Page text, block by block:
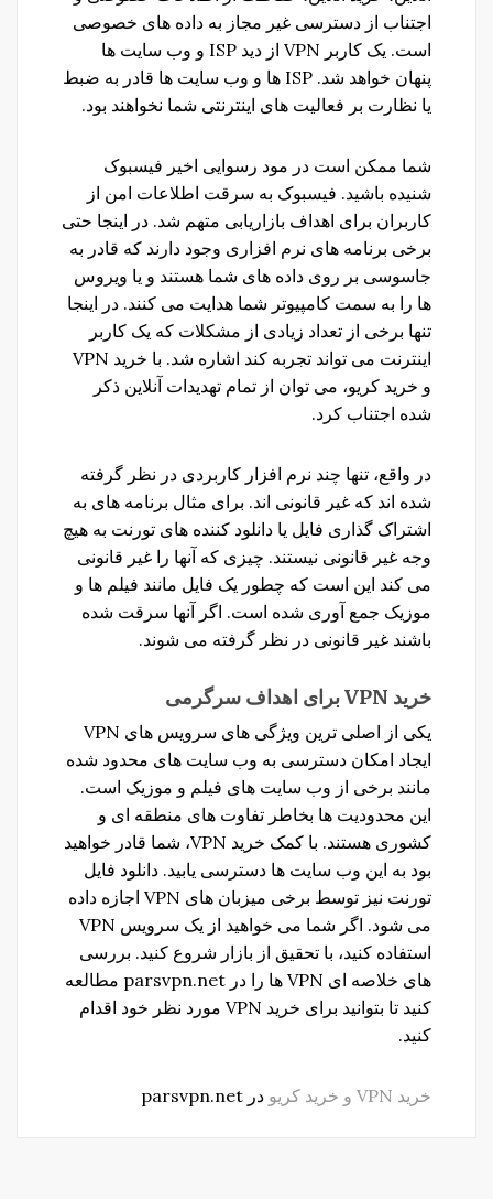
اجتناب از دسترسی غیر مجاز به داده های خصوصی
است. یک کاربر VPN از دید ISP و وب سایت ها
پنهان خواهد شد. ISP ها و وب سایت ها قادر به ضبط
یا نظارت بر فعالیت های اینترنتی شما نخواهند بود.
شما ممکن است در مود رسوایی اخیر فیسبوک
شنیده باشید. فیسبوک به سرقت اطلاعات امن از
کاربران برای اهداف بازاریابی متهم شد. در اینجا حتی
برخی برنامه های نرم افزاری وجود دارند که قادر به
جاسوسی بر روی داده های شما هستند و یا ویروس
ها را به سمت کامپیوتر شما هدایت می کنند. در اینجا
تنها برخی از تعداد زیادی از مشکلات که یک کاربر
اینترنت می تواند تجربه کند اشاره شد. با خرید VPN
و خرید کریو، می توان از تمام تهدیدات آنلاین ذکر
شده اجتناب کرد.
در واقع، تنها چند نرم افزار کاربردی در نظر گرفته
شده اند که غیر قانونی اند. برای مثال برنامه های به
اشتراک گذاری فایل یا دانلود کننده های تورنت به هیچ
وجه غیر قانونی نیستند. چیزی که آنها را غیر قانونی
می کند این است که چطور یک فایل مانند فیلم ها و
موزیک جمع آوری شده است. اگر آنها سرقت شده
باشند غیر قانونی در نظر گرفته می شوند.
خرید VPN برای اهداف سرگرمی
یکی از اصلی ترین ویژگی های سرویس های VPN
ایجاد امکان دسترسی به وب سایت های محدود شده
مانند برخی از وب سایت های فیلم و موزیک است.
این محدودیت ها بخاطر تفاوت های منطقه ای و
کشوری هستند. با کمک خرید VPN، شما قادر خواهید
بود به این وب سایت ها دسترسی یابید. دانلود فایل
تورنت نیز توسط برخی میزبان های VPN اجازه داده
می شود. اگر شما می خواهید از یک سرویس VPN
استفاده کنید، با تحقیق از بازار شروع کنید. بررسی
های خلاصه ای VPN ها را در parsvpn.net مطالعه
کنید تا بتوانید برای خرید VPN مورد نظر خود اقدام
کنید.
خرید VPN و خرید کریو در parsvpn.net